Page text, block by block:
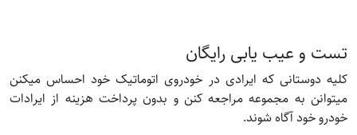
تست و عیب یابی رایگان
کلیه دوستانی که ایرادی در خودروی اتوماتیک خود احساس میکنن
میتوانن به مجموعه مراجعه کنن و بدون پرداخت هزینه از ایرادات
خودرو خود آگاه شوند.